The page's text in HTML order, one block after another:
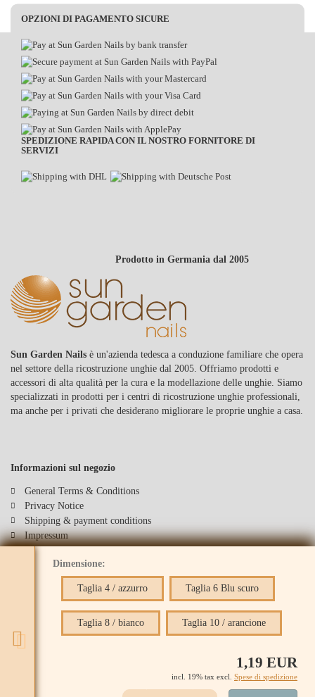
Dimensione:
Taglia 4 / azzurro Taglia 6 Blu scuro
Taglia 8 / bianco Taglia 10 / arancione
1,19 EUR
incl. 19% tax excl. Spese di spedizione
OPZIONI DI PAGAMENTO SICURE
SPEDIZIONE RAPIDA CON IL NOSTRO FORNITORE DI
SERVIZI
Prodotto in Germania dal 2005
Sun Garden Nails è un'azienda tedesca a conduzione familiare che opera
nel settore della ricostruzione unghie dal 2005. Offriamo prodotti e
accessori di alta qualità per la cura e la modellazione delle unghie. Siamo
specializzati in prodotti per i centri di ricostruzione unghie professionali,
ma anche per i privati che desiderano migliorare le proprie unghie a casa.
Informazioni sul negozio
General Terms & Conditions
Privacy Notice
Shipping & payment conditions
Impressum
Right of Withdrawal / Model Withdrawal Form
Recedere dal contratto
Cookie Einstellungen
by Gambio.de © 2024 | Development & Designecomplus